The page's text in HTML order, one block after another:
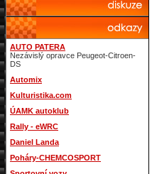
AUTO PATERA
Nezávislý opravce Peugeot-Citroen-
DS
Automix
Kulturistika.com
ÚAMK autoklub
Rally - eWRC
Daniel Landa
Poháry-CHEMCOSPORT